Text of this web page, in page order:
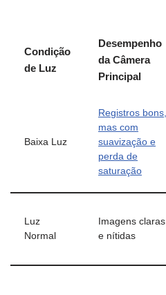
Condição
de Luz
Desempenho
da Câmera
Principal
Baixa Luz
Registros bons,
mas com
suavização e
perda de
saturação
Luz
Normal
Imagens claras
e nítidas